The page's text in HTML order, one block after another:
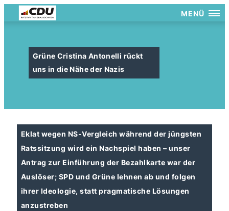
MENÜ
Grüne Cristina Antonelli rückt
uns in die Nähe der Nazis
Eklat wegen NS-Vergleich während der jüngsten
Ratssitzung wird ein Nachspiel haben – unser
Antrag zur Einführung der Bezahlkarte war der
Auslöser; SPD und Grüne lehnen ab und folgen
ihrer Ideologie, statt pragmatische Lösungen
anzustreben